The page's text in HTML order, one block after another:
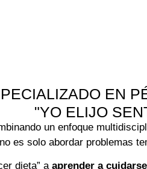
EN
"YO ELIJO
un enfoque
es solo abordar problemas
dieta” a aprender a